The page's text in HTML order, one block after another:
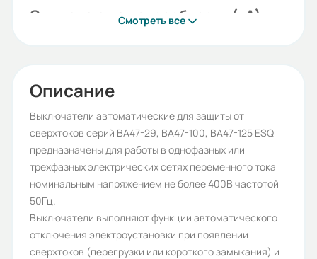
Отключающая способность (кА):
АС
Времятоковая характеристика:
D
Серия:
ВА 47-29
Бренд:
ESQ
Смотреть все
Описание
Выключатели автоматические для защиты от
сверхтоков серий ВА47-29, ВА47-100, ВА47-125 ESQ
предназначены для работы в однофазных или
трехфазных электрических сетях переменного тока
номинальным напряжением не более 400В частотой
50Гц.
Выключатели выполняют функции автоматического
отключения электроустановки при появлении
сверхтоков (перегрузки или короткого замыкания) и